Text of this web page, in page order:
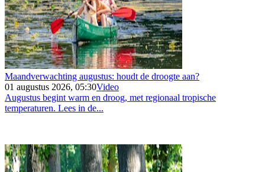
Maandverwachting augustus: houdt de droogte aan?
01 augustus 2026, 05:30Video
Augustus begint warm en droog, met regionaal tropische
temperaturen. Lees in de...